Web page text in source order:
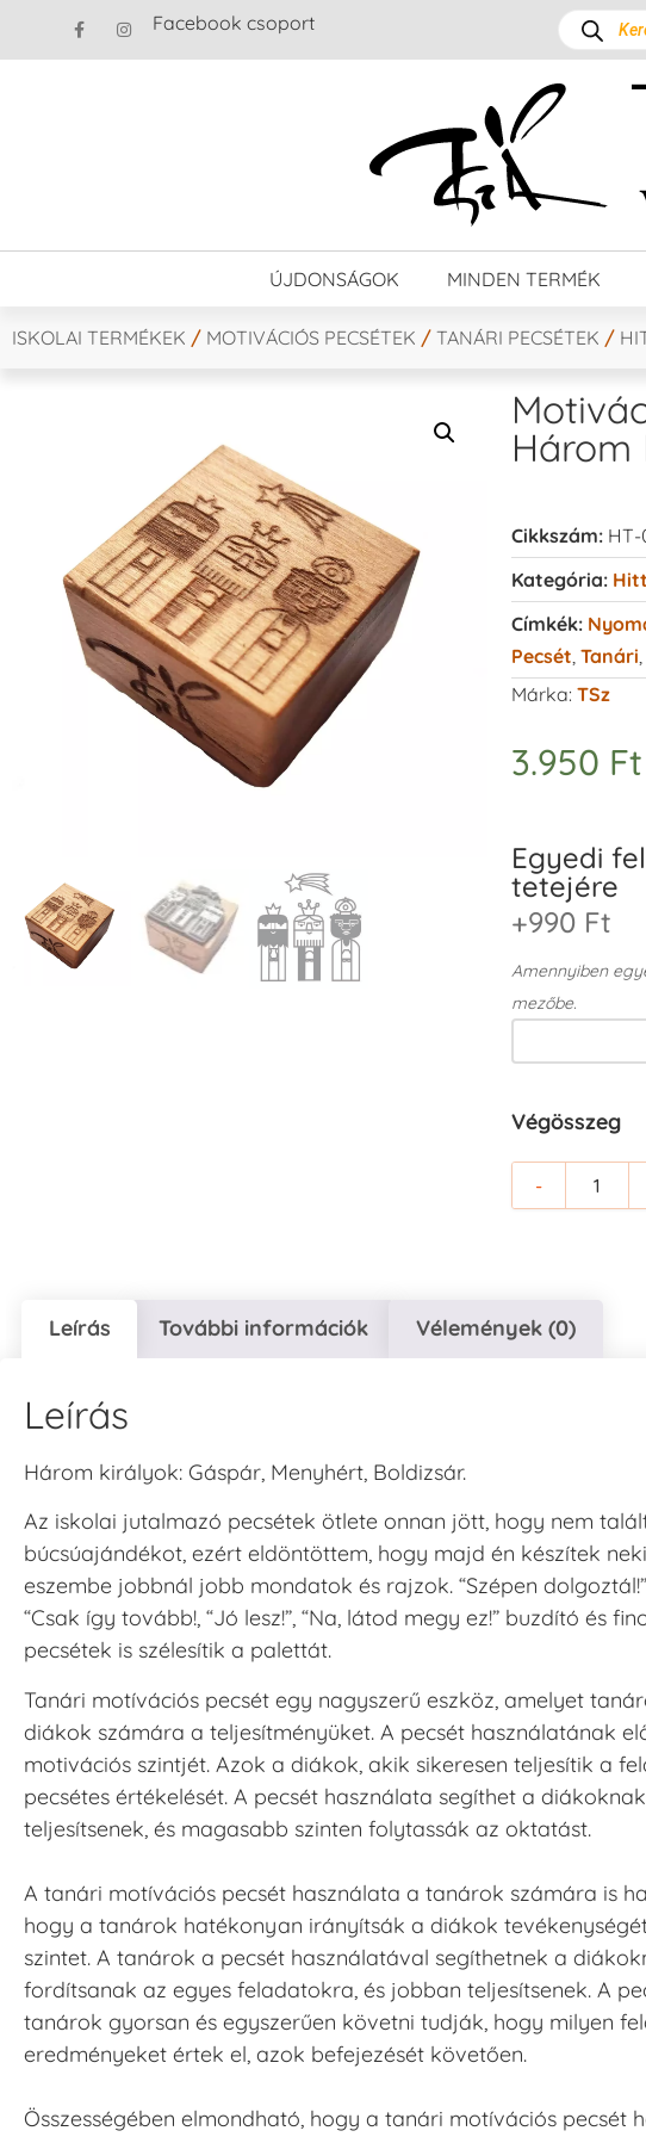
Facebook csoport
ÚJDONSÁGOK MINDEN TERMÉK
ISKOLAI TERMÉKEK / MOTIVÁCIÓS PECSÉTEK / TANÁRI PECSÉTEK /
Három
Cikkszám: HT-
Kategória:
Címkék:
Pecsét Tanári
Márka: TSz
3.950 Ft
Egyedi
tetejére
+990 Ft
Amennyiben
mezőbe.
Végösszeg
-
Leírás További információk Vélemények (0)
Leírás
Három királyok: Gáspár, Menyhért, Boldizsár.
Az iskolai jutalmazó pecsétek ötlete onnan jött, hogy nem
búcsúajándékot, ezért eldöntöttem, hogy majd én készítek
eszembe jobbnál jobb mondatok és rajzok. “Szépen
“Csak így tovább!, “Jó lesz!”, “Na, látod megy ez!” buzdító és
pecsétek is szélesítik a palettát.
Tanári motívációs pecsét egy nagyszerű eszköz, amelyet
diákok számára a teljesítményüket. A pecsét használatának
motivációs szintjét. Azok a diákok, akik sikeresen teljesítik a
pecsétes értékelését. A pecsét használata segíthet a
teljesítsenek, és magasabb szinten folytassák az oktatást.
A tanári motívációs pecsét használata a tanárok számára is
hogy a tanárok hatékonyan irányítsák a diákok
szintet. A tanárok a pecsét használatával segíthetnek a
fordítsanak az egyes feladatokra, és jobban teljesítsenek. A
tanárok gyorsan és egyszerűen követni tudják, hogy milyen
eredményeket értek el, azok befejezését követően.
Összességében elmondható, hogy a tanári motívációs pecsét